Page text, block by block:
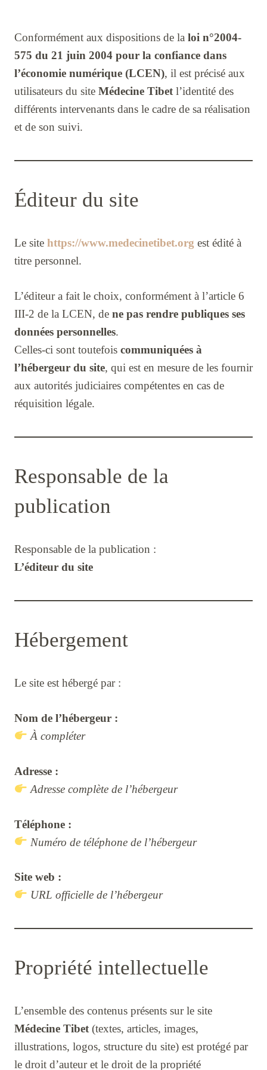
Conformément aux dispositions de la loi n°2004-
575 du 21 juin 2004 pour la confiance dans
l’économie numérique (LCEN), il est précisé aux
utilisateurs du site Médecine Tibetl’identité des
différents intervenants dans le cadre de sa réalisation
et de son suivi.
Éditeur du site
Le site https://www.medecinetibet.org est édité à
titre personnel.
L’éditeur a fait le choix, conformément à l’article 6
III-2 de la LCEN, de ne pas rendre publiques ses
données personnelles.
Celles-ci sont toutefois communiquées à
l’hébergeur du site, qui est en mesure de les fournir
aux autorités judiciaires compétentes en cas de
réquisition légale.
Responsable de la
publication
Responsable de la publication :
L’éditeur du site
Hébergement
Le site est hébergé par :
Nom de l’hébergeur :
À compléter
Adresse :
Adresse complète de l’hébergeur
Téléphone :
Numéro de téléphone de l’hébergeur
Site web :
URL officielle de l’hébergeur
Propriété intellectuelle
L’ensemble des contenus présents sur le site
Médecine Tibet(textes, articles, images,
illustrations, logos, structure du site) est protégé par
le droit d’auteur et le droit de la propriété